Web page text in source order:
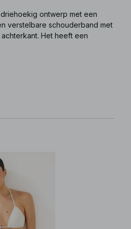
ontwerp met een
verstelbare schouderband met
Het heeft een